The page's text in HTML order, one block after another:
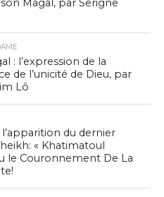
Magal, par Serigne
: l’expression de la
de l’unicité de Dieu, par
Lô
l’apparition du dernier
« Khatimatoul
le Couronnement De La